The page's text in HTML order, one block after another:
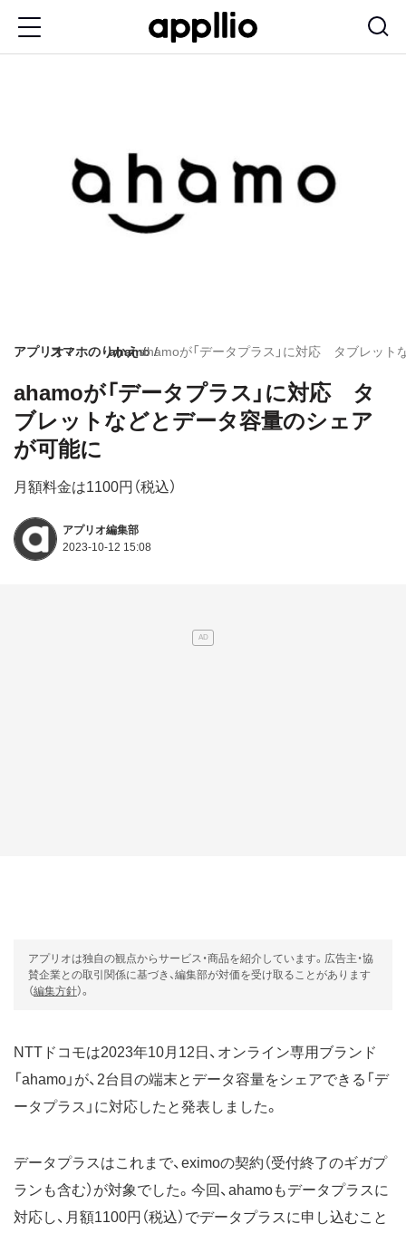
アプリオスマホのりかえ
ahamoahamoが「データプラス」に対応 タブレッ
ahamoが「データプラス」に対応 タ
ブレットなどとデータ容量のシェア
が可能に
月額料金は1100円（税込）
アプリオ編集部
2023-10-12 15:08
アプリオは独自の観点からサービス・商品を紹介しています。広告主・協
賛企業との取引関係に基づき、編集部が対価を受け取ることがあります
（編集方針）。
NTTドコモは2023年10月12日、オンライン専用ブランド
「ahamo」が、2台目の端末とデータ容量をシェアできる「デ
ータプラス」に対応したと発表しました。
データプラスはこれまで、eximoの契約（受付終了のギガプ
ランも含む）が対象でした。今回、ahamoもデータプラスに
対応し、月額1100円（税込）でデータプラスに申し込むこと